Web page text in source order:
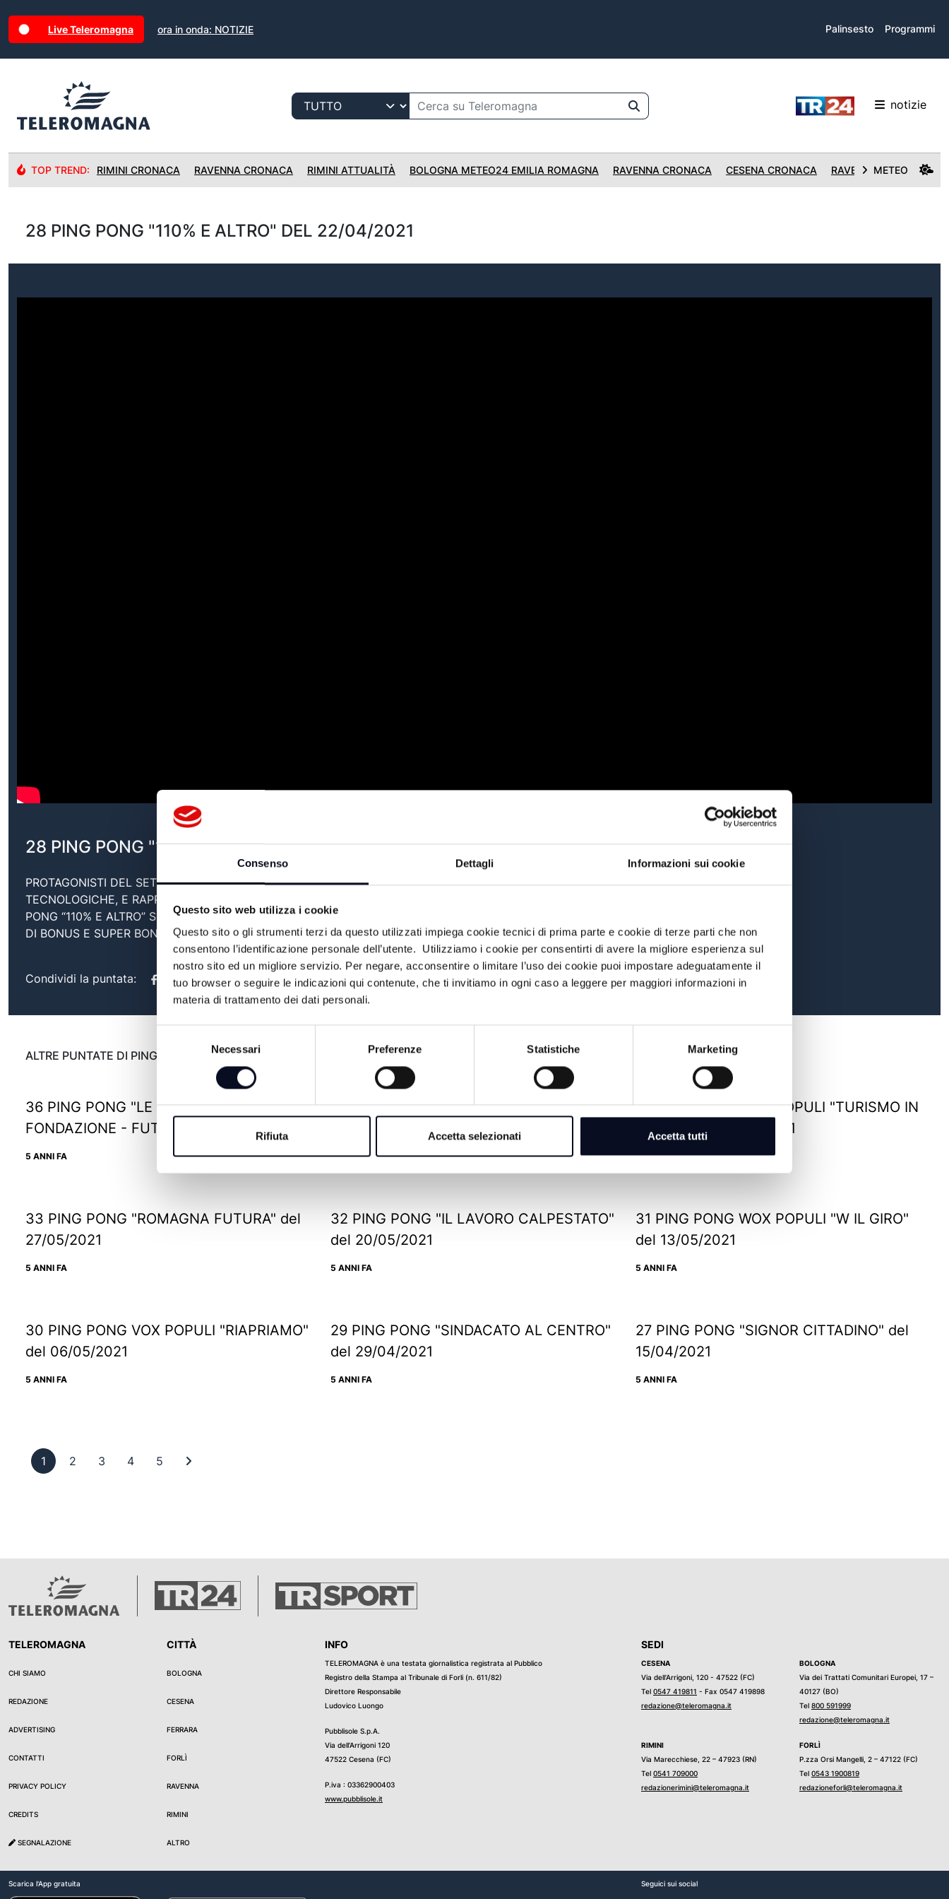
Consenso Dettagli Informazioni sui cookie
Questo sito web utilizza i cookie
Questo sito o gli strumenti terzi da questo utilizzati impiega cookie tecnici di prima parte e cookie di terze parti che non
consentono l’identificazione personale dell’utente. Utilizziamo i cookie per consentirti di avere la migliore esperienza sul
nostro sito ed un migliore servizio. Per negare, acconsentire o limitare l’uso dei cookie puoi impostare adeguatamente il
tuo browser o seguire le indicazioni qui contenute, che ti invitiamo in ogni caso a leggere per maggiori informazioni in
materia di trattamento dei dati personali.
Necessari Preferenze Statistiche Marketing
Rifiuta Accetta selezionati Accetta tutti
Live Teleromagna ora in onda: NOTIZIE Palinsesto Programmi
notizie
TOP TREND: RIMINI CRONACA RAVENNA CRONACA RIMINI ATTUALITÀ BOLOGNA METEO24 EMILIA ROMAGNA RAVENNA CRONACA CESENA CRONACA RAVENNA CRONACA
METEO
28 PING PONG "110% E ALTRO" DEL 22/04/2021
28 PING PONG "110% E ALTRO" del 22/04/2021
PROTAGONISTI DEL SETTORE COSTRUZIONI, RISTRUTTURAZIONI ED INNOVAZIONI
TECNOLOGICHE, E RAPPRESENTANTI DEGLI ORDINI PROFESSIONALI PROPONGONO IL PING –
PONG “110% E ALTRO” SULL’USO E SULLA DIFFUSIONE, SULLA RICHIESTA E SULLA DOMANDA
DI BONUS E SUPER BONUS.
Condividi la puntata:
ALTRE PUNTATE DI PING PONG
36 PING PONG "LE TRE EFFE" - FORLI' -
FONDAZIONE - FUTURO del 17/06/2021
5 ANNI FA
35 PING PONG "GIOVENTU' RUBATA?" del
5 ANNI FA
34 PING PONG VOX POPULI "TURISMO IN
QUOTA" del 03/06/2021
5 ANNI FA
33 PING PONG "ROMAGNA FUTURA" del
27/05/2021
5 ANNI FA
32 PING PONG "IL LAVORO CALPESTATO"
del 20/05/2021
5 ANNI FA
31 PING PONG WOX POPULI "W IL GIRO"
del 13/05/2021
5 ANNI FA
30 PING PONG VOX POPULI "RIAPRIAMO"
del 06/05/2021
5 ANNI FA
29 PING PONG "SINDACATO AL CENTRO"
del 29/04/2021
5 ANNI FA
27 PING PONG "SIGNOR CITTADINO" del
15/04/2021
5 ANNI FA
1 Pagina 1
2 Pagina 2
3 Pagina 3
4Pagina 4
5 Pagina 5
TELEROMAGNA
CHI SIAMO
REDAZIONE
ADVERTISING
CONTATTI
PRIVACY POLICY
CREDITS
SEGNALAZIONE
CITTÀ
BOLOGNA
CESENA
FERRARA
FORLÌ
RAVENNA
RIMINI
ALTRO
INFO
TELEROMAGNA è una testata giornalistica registrata al Pubblico
Registro della Stampa al Tribunale di Forli (n. 611/82)
Direttore Responsabile
Ludovico Luongo
Pubblisole S.p.A.
Via dell’Arrigoni 120
47522 Cesena (FC)
P.iva : 03362900403
www.pubblisole.it
SEDI
CESENA
Via dell’Arrigoni, 120 - 47522 (FC)
Tel 0547 419811 - Fax 0547 419898
redazione@teleromagna.it
BOLOGNA
Via dei Trattati Comunitari Europei, 17 –
40127 (BO)
Tel 800 591999
redazione@teleromagna.it
RIMINI
Via Marecchiese, 22 – 47923 (RN)
Tel 0541 709000
redazionerimini@teleromagna.it
FORLÌ
P.zza Orsi Mangelli, 2 – 47122 (FC)
Tel 0543 1900819
redazioneforli@teleromagna.it
Scarica l'App gratuita Seguici sui social